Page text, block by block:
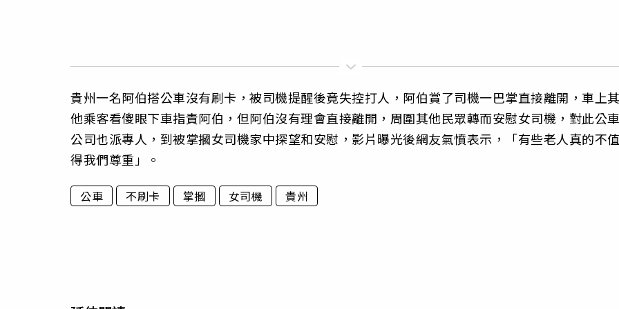
貴州一名阿伯搭公車沒有刷卡，被司機提醒後竟失控打人，阿伯賞了司機一巴掌直接離開，車上其
他乘客看傻眼下車指責阿伯，但阿伯沒有理會直接離開，周圍其他民眾轉而安慰女司機，對此公車
公司也派專人，到被掌摑女司機家中探望和安慰，影片曝光後網友氣憤表示，「有些老人真的不值
得我們尊重」。
公車 不刷卡 掌摑 女司機 貴州